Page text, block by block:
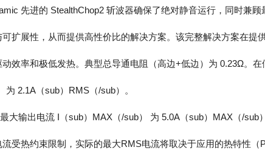
先进的 StealthChop2 斩波器确保了绝对静音运行，同时兼
扩展性，从而提供高性价比的解决方案。该完整解决方案在提
效率和极低发热。典型总导通电阻（高边+低边）为 0.23Ω。
为 2.1A（sub）RMS（/sub）。
大输出电流 I（sub）MAX（/sub） 为 5.0A（sub）MAX（/sub
流受热约束限制，实际的最大RMS电流将取决于应用的热特性